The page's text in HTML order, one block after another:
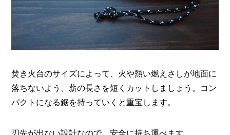
焚き火台のサイズによって、火や熱い燃えさしが地面に
落ちないよう、薪の長さを短くカットしましょう。コン
パクトになる鋸を持っていくと重宝します。
刃先が出ない設計なので、安全に持ち運べます。